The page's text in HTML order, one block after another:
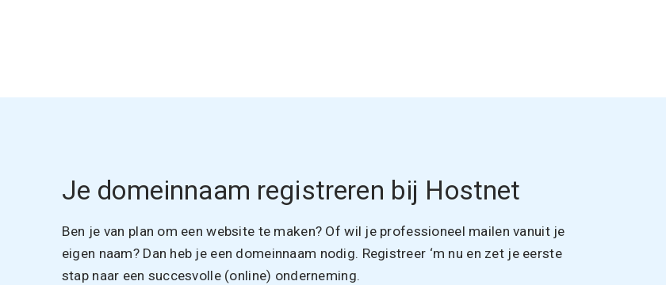
Je domeinnaam registreren bij Hostnet
Ben je van plan om een website te maken? Of wil je professioneel mailen vanuit je
eigen naam? Dan heb je een domeinnaam nodig. Registreer ‘m nu en zet je eerste
stap naar een succesvolle (online) onderneming.